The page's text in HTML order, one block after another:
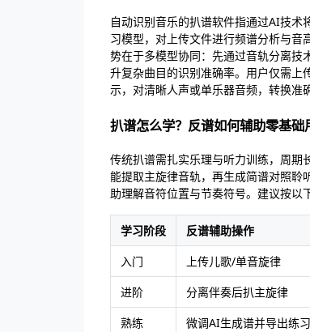
自动识别音乐的扒谱软件指通过AI技
习模型，对上传文件进行频谱分析与
势在于多模型协同：先通过音轨分离技
升复杂曲目的识别准确率。用户仅需上
示，对清晰人声或单乐器音频，转换准
扒谱怎么学？反谱如何辅助零基础
传统扒谱需扎实乐理与听力训练，周期
能提取主旋律音轨，再生成简谱对照
助理解音符位置与节奏符号。建议按以
学习阶段 反谱辅助操作
入门
上传儿歌/单音旋律
进阶
分离伴奏后扒主旋律
熟练
微调AI生成谱并导出练习